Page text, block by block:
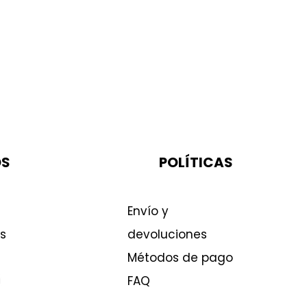
POLÍTICAS
Envío y
devoluciones
Métodos de pago
FAQ